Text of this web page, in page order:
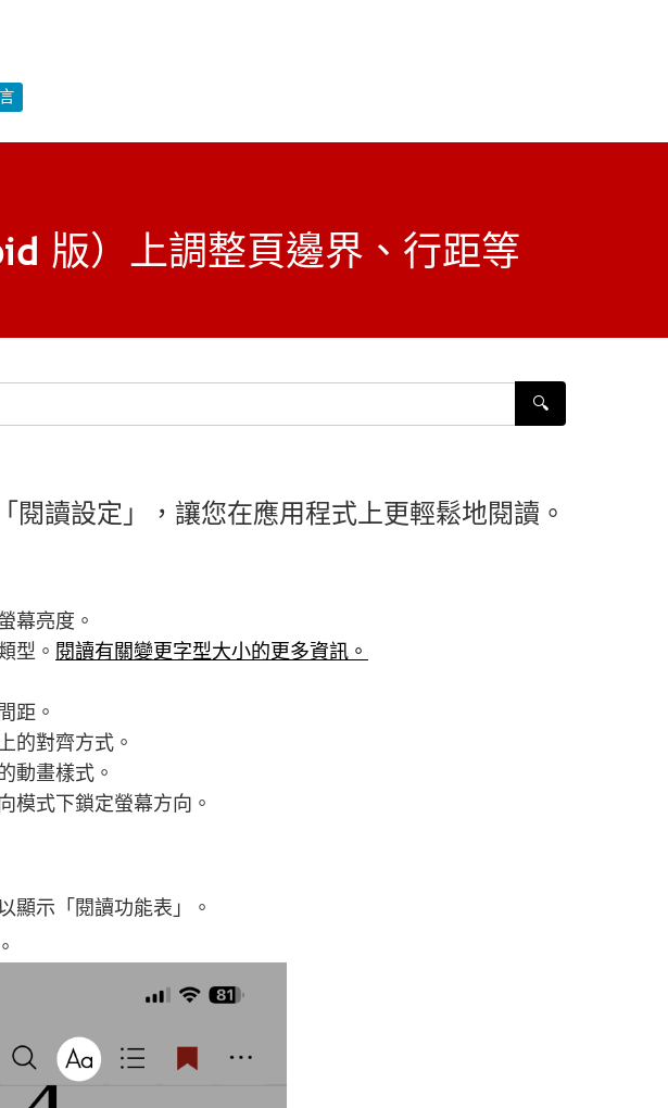
版）上調整頁邊界、行距等
🔍
閱讀設定」，讓您在應用程式上更輕鬆地閱讀。
幕亮度。
型。 閱讀有關變更字型大小的更多資訊。
距。
的對齊方式。
動畫樣式。
模式下鎖定螢幕方向。
顯示「閱讀功能表」。